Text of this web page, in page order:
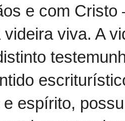
e com
videira viva. A
espírito,